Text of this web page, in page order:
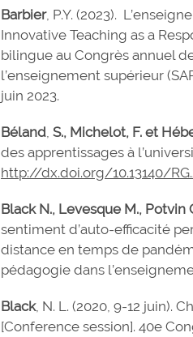
Barbier, P.Y. (2023).
Innovative Teaching as a
bilingue au Congrès annuel
l’enseignement supérieur
juin 2023.
Béland ,S., Michelot, F. et
des apprentissages à
http://dx.doi.org/10.13140/
Black N., Levesque M., Potvin
sentiment d’auto-efficacité
distance en temps de
pédagogie dans
Black, N. L. (2020, 9-12 juin).
[Conference session]. 40e